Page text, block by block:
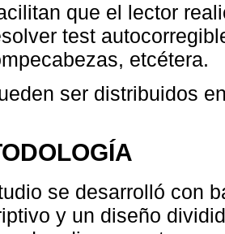
que el lector
test
etcétera.
ser distribuidos
se desarrolló con
y un diseño